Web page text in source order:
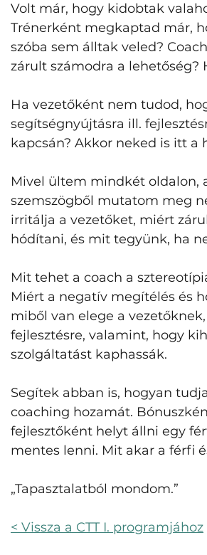
Volt már, hogy kidobtak
Trénerként megkaptad már,
szóba sem álltak veled?
zárult számodra a lehetőség?
Ha vezetőként nem tudod,
segítségnyújtásra ill.
kapcsán? Akkor neked is itt a
Mivel ültem mindkét oldalon,
szemszögből mutatom meg
irritálja a vezetőket, miért
hódítani, és mit tegyünk, ha
Mit tehet a coach a
Miért a negatív megítélés és
miből van elege a
fejlesztésre, valamint, hogy
szolgáltatást kaphassák.
Segítek abban is, hogyan
coaching hozamát.
fejlesztőként helyt állni egy
mentes lenni. Mit akar a férfi
„Tapasztalatból mondom.”
< Vissza a CTT I. programjához